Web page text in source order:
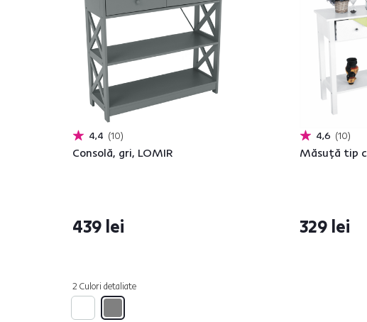
4,4 10
Consolă, gri, LOMIR
439 lei
2 Culori detaliate
4,6 10
Măsuţă tip
329 lei